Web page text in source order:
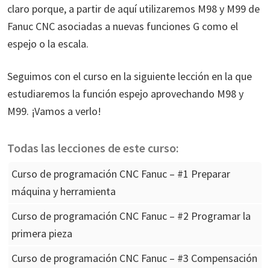
claro porque, a partir de aquí utilizaremos M98 y M99 de
Fanuc CNC asociadas a nuevas funciones G como el
espejo o la escala.
Seguimos con el curso en la siguiente lección en la que
estudiaremos la función espejo aprovechando M98 y
M99. ¡Vamos a verlo!
Todas las lecciones de este curso:
Curso de programación CNC Fanuc – #1 Preparar
máquina y herramienta
Curso de programación CNC Fanuc – #2 Programar la
primera pieza
Curso de programación CNC Fanuc – #3 Compensación